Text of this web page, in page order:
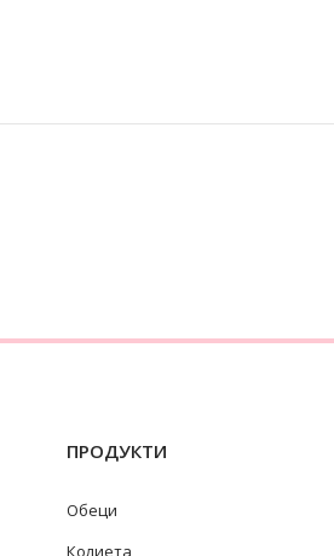
ПРОДУКТИ
Обеци
Колиета